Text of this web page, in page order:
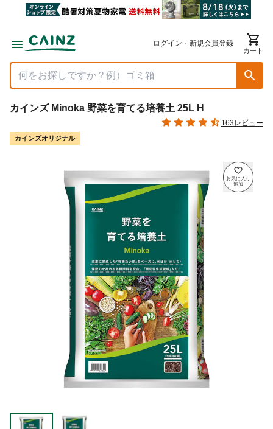
ログイン・新規会員登録
カート
カインズ Minoka 野菜を育てる培養土 25L H
163レビュー
カインズオリジナル